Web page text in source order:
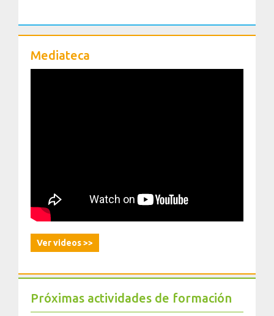
Mediateca
Ver videos >>
Próximas actividades de formación